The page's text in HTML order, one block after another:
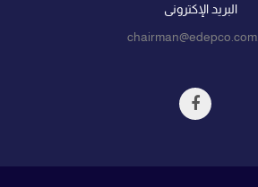
البريد الإكترونى